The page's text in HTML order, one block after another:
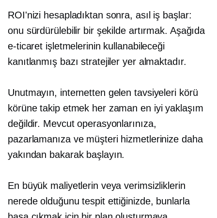
ROI'nizi hesapladıktan sonra, asıl iş başlar:
onu sürdürülebilir bir şekilde artırmak. Aşağıda
e-ticaret işletmelerinin kullanabileceği
kanıtlanmış bazı stratejiler yer almaktadır.
Unutmayın, internetten gelen tavsiyeleri körü
körüne takip etmek her zaman en iyi yaklaşım
değildir. Mevcut operasyonlarınıza,
pazarlamanıza ve müşteri hizmetlerinize daha
yakından bakarak başlayın.
En büyük maliyetlerin veya verimsizliklerin
nerede olduğunu tespit ettiğinizde, bunlarla